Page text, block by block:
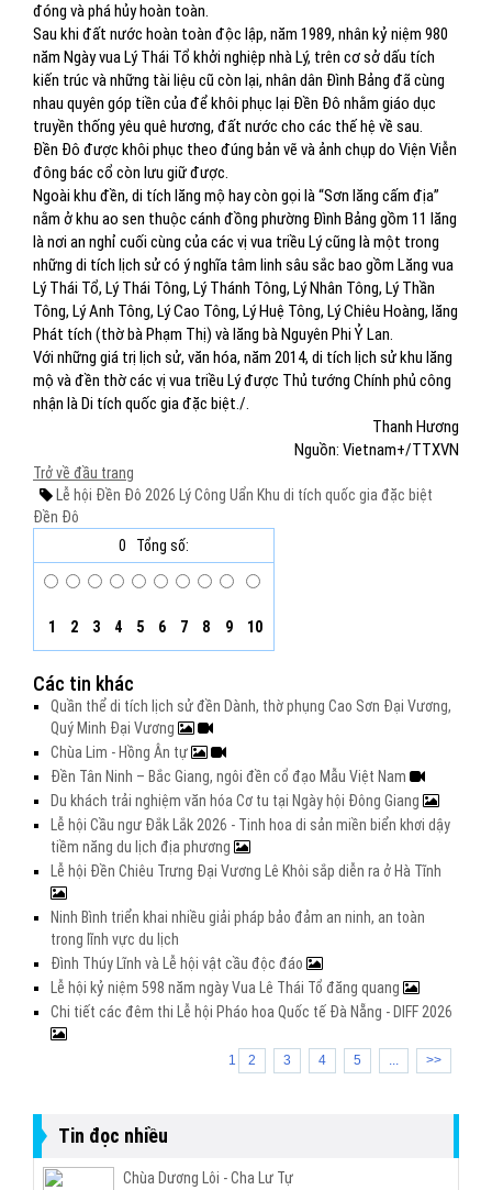
đóng và phá hủy hoàn toàn.
Sau khi đất nước hoàn toàn độc lập, năm 1989, nhân kỷ niệm 980
năm Ngày vua Lý Thái Tổ khởi nghiệp nhà Lý, trên cơ sở dấu tích
kiến trúc và những tài liệu cũ còn lại, nhân dân Đình Bảng đã cùng
nhau quyên góp tiền của để khôi phục lại Đền Đô nhằm giáo dục
truyền thống yêu quê hương, đất nước cho các thế hệ về sau.
Đền Đô được khôi phục theo đúng bản vẽ và ảnh chụp do Viện Viễn
đông bác cổ còn lưu giữ được.
Ngoài khu đền, di tích lăng mộ hay còn gọi là “Sơn lăng cấm địa”
nằm ở khu ao sen thuộc cánh đồng phường Đình Bảng gồm 11 lăng
là nơi an nghỉ cuối cùng của các vị vua triều Lý cũng là một trong
những di tích lịch sử có ý nghĩa tâm linh sâu sắc bao gồm Lăng vua
Lý Thái Tổ, Lý Thái Tông, Lý Thánh Tông, Lý Nhân Tông, Lý Thần
Tông, Lý Anh Tông, Lý Cao Tông, Lý Huệ Tông, Lý Chiêu Hoàng, lăng
Phát tích (thờ bà Phạm Thị) và lăng bà Nguyên Phi Ỷ Lan.
Với những giá trị lịch sử, văn hóa, năm 2014, di tích lịch sử khu lăng
mộ và đền thờ các vị vua triều Lý được Thủ tướng Chính phủ công
nhận là Di tích quốc gia đặc biệt./.
Thanh Hương
Nguồn: Vietnam+/TTXVN
Trở về đầu trang
Lễ hội Đền Đô 2026 Lý Công Uẩn Khu di tích quốc gia đặc biệt
Đền Đô
0
Tổng số:
1 2 3 4 5 6 7 8 9 10
Các tin khác
Quần thể di tích lịch sử đền Dành, thờ phụng Cao Sơn Đại Vương,
Quý Minh Đại Vương
Chùa Lim - Hồng Ân tự
Đền Tân Ninh – Bắc Giang, ngôi đền cổ đạo Mẫu Việt Nam
Du khách trải nghiệm văn hóa Cơ tu tại Ngày hội Đông Giang
Lễ hội Cầu ngư Đắk Lắk 2026 - Tinh hoa di sản miền biển khơi dậy
tiềm năng du lịch địa phương
Lễ hội Đền Chiêu Trưng Đại Vương Lê Khôi sắp diễn ra ở Hà Tĩnh
Ninh Bình triển khai nhiều giải pháp bảo đảm an ninh, an toàn
trong lĩnh vực du lịch
Đình Thúy Lĩnh và Lễ hội vật cầu độc đáo
Lễ hội kỷ niệm 598 năm ngày Vua Lê Thái Tổ đăng quang
Chi tiết các đêm thi Lễ hội Pháo hoa Quốc tế Đà Nẵng - DIFF 2026
1 2 3 4 5 ... >>
Tin đọc nhiều
Chùa Dương Lôi - Cha Lư Tự